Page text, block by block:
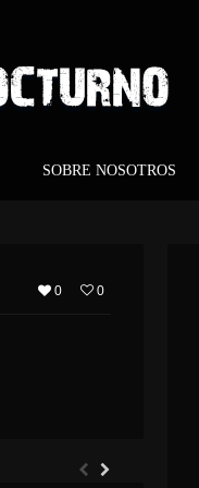
SOBRE NOSOTROS
0 0